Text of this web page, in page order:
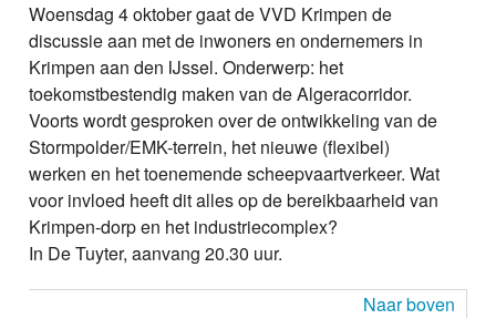
Woensdag 4 oktober gaat de VVD Krimpen de
discussie aan met de inwoners en ondernemers in
Krimpen aan den IJssel. Onderwerp: het
toekomstbestendig maken van de Algeracorridor.
Voorts wordt gesproken over de ontwikkeling van de
Stormpolder/EMK-terrein, het nieuwe (flexibel)
werken en het toenemende scheepvaartverkeer. Wat
voor invloed heeft dit alles op de bereikbaarheid van
Krimpen-dorp en het industriecomplex?
In De Tuyter, aanvang 20.30 uur.
Naar boven